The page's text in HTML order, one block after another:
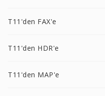
T11'den FAX'e
T11'den HDR'e
T11'den MAP'e